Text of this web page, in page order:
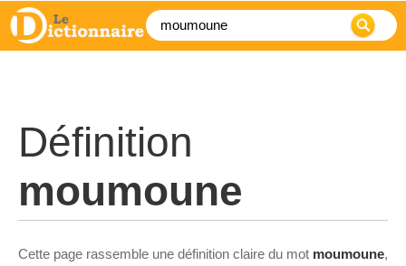
Définition
moumoune
Cette page rassemble une définition claire du mot moumoune,